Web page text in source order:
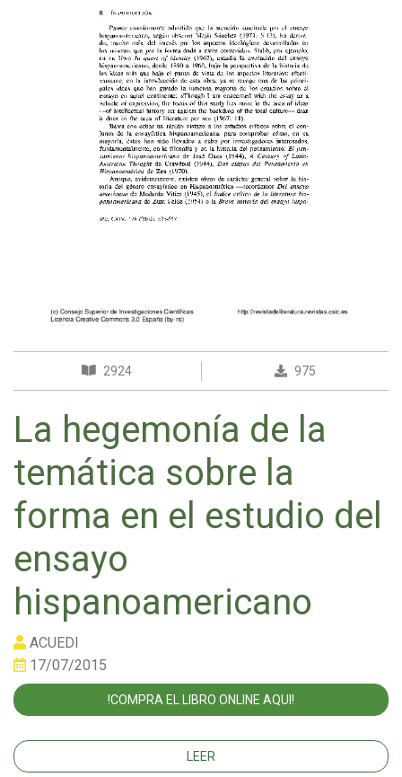
2924 975
La hegemonía de la
temática sobre la
forma en el estudio del
ensayo
hispanoamericano
ACUEDI
17/07/2015
!COMPRA EL LIBRO ONLINE AQUI!
LEER